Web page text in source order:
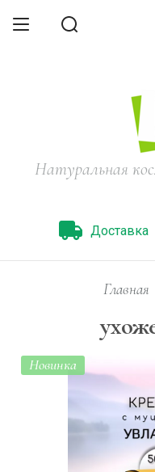
Натуральная
Доставка
Главная
Новинка